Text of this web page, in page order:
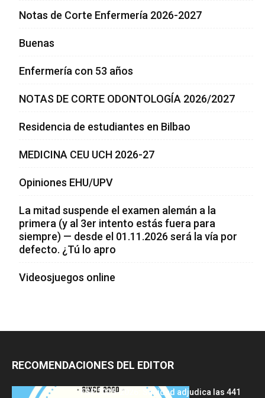
Notas de Corte Enfermería 2026-2027
Buenas
Enfermería con 53 años
NOTAS DE CORTE ODONTOLOGÍA 2026/2027
Residencia de estudiantes en Bilbao
MEDICINA CEU UCH 2026-27
Opiniones EHU/UPV
La mitad suspende el examen alemán a la
primera (y al 3er intento estás fuera para
siempre) — desde el 01.11.2026 será la vía por
defecto. ¿Tú lo apro
Videosjuegos online
RECOMENDACIONES DEL EDITOR
FSE 2025-2026: Sanidad adjudica las 441